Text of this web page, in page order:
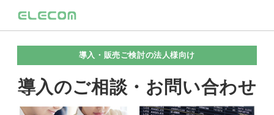
導入・販売ご検討の法人様向け
導入のご相談・お問い合わせ